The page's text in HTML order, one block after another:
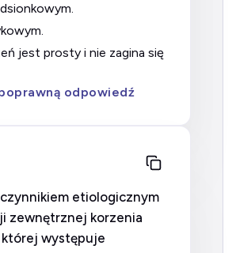
jest prosty i nie zagina się
odpowiedź
etiologicznym
zewnętrznej korzenia
której występuje